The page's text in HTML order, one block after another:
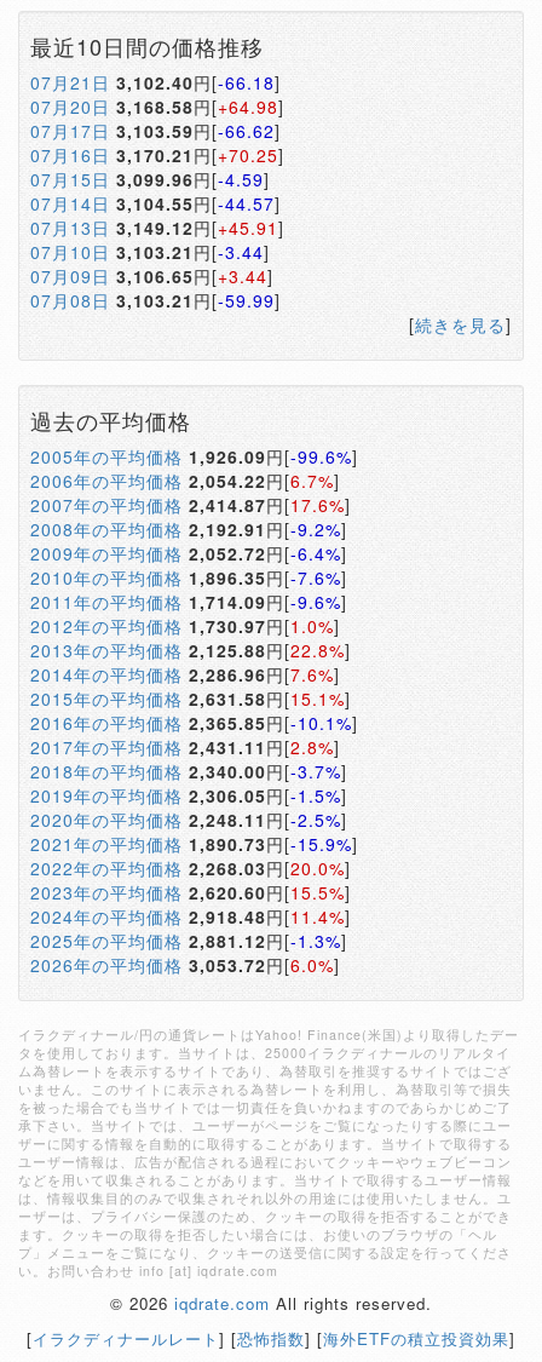
最近10日間の価格推移
07月21日 3,102.40円[-66.18]
07月20日 3,168.58円[+64.98]
07月17日 3,103.59円[-66.62]
07月16日 3,170.21 円[+70.25]
07月15日 3,099.96円[-4.59]
07月14日 3,104.55円[-44.57]
07月13日 3,149.12円[+45.91 ]
07月10日 3,103.21円[-3.44]
07月09日 3,106.65円[+3.44]
07月08日 3,103.21 円[-59.99]
[続きを見る]
過去の平均価格
2005年の平均価格 1,926.09円[-99.6%]
2006年の平均価格 2,054.22円[6.7%]
2007年の平均価格 2,414.87円[17.6%]
2008年の平均価格 2,192.91 円[-9.2%]
2009年の平均価格 2,052.72円[-6.4%]
2010年の平均価格 1,896.35円[-7.6%]
2011年の平均価格 1,714.09円[-9.6%]
2012年の平均価格 1,730.97円[1.0%]
2013年の平均価格 2,125.88円[22.8%]
2014年の平均価格 2,286.96円[7.6%]
2015年の平均価格 2,631.58円[15.1%]
2016年の平均価格 2,365.85円[-10.1%]
2017年の平均価格 2,431.11 円[2.8%]
2018年の平均価格 2,340.00円[-3.7%]
2019年の平均価格 2,306.05円[-1.5%]
2020年の平均価格 2,248.11 円[-2.5%]
2021年の平均価格 1,890.73円[-15.9%]
2022年の平均価格 2,268.03円[20.0%]
2023年の平均価格 2,620.60円[15.5%]
2024年の平均価格 2,918.48円[11.4%]
2025年の平均価格 2,881.12円[-1.3%]
2026年の平均価格 3,053.72円[6.0%]
イラクディナール/円の通貨レートはYahoo! Finance(米国)より取得したデー
タを使用しております。当サイトは、25000イラクディナールのリアルタイ
ム為替レートを表示するサイトであり、為替取引を推奨するサイトではござ
いません。このサイトに表示される為替レートを利用し、為替取引等で損失
を被った場合でも当サイトでは一切責任を負いかねますのであらかじめご了
承下さい。当サイトでは、ユーザーがページをご覧になったりする際にユー
ザーに関する情報を自動的に取得することがあります。当サイトで取得する
ユーザー情報は、広告が配信される過程においてクッキーやウェブビーコン
などを用いて収集されることがあります。当サイトで取得するユーザー情報
は、情報収集目的のみで収集されそれ以外の用途には使用いたしません。ユ
ーザーは、プライバシー保護のため、クッキーの取得を拒否することができ
ます。クッキーの取得を拒否したい場合には、お使いのブラウザの「ヘル
プ」メニューをご覧になり、クッキーの送受信に関する設定を行ってくださ
い。お問い合わせ info [at] iqdrate.com
© 2026 iqdrate.com All rights reserved.
[イラクディナールレート ] [恐怖指数] [海外ETFの積立投資効果]